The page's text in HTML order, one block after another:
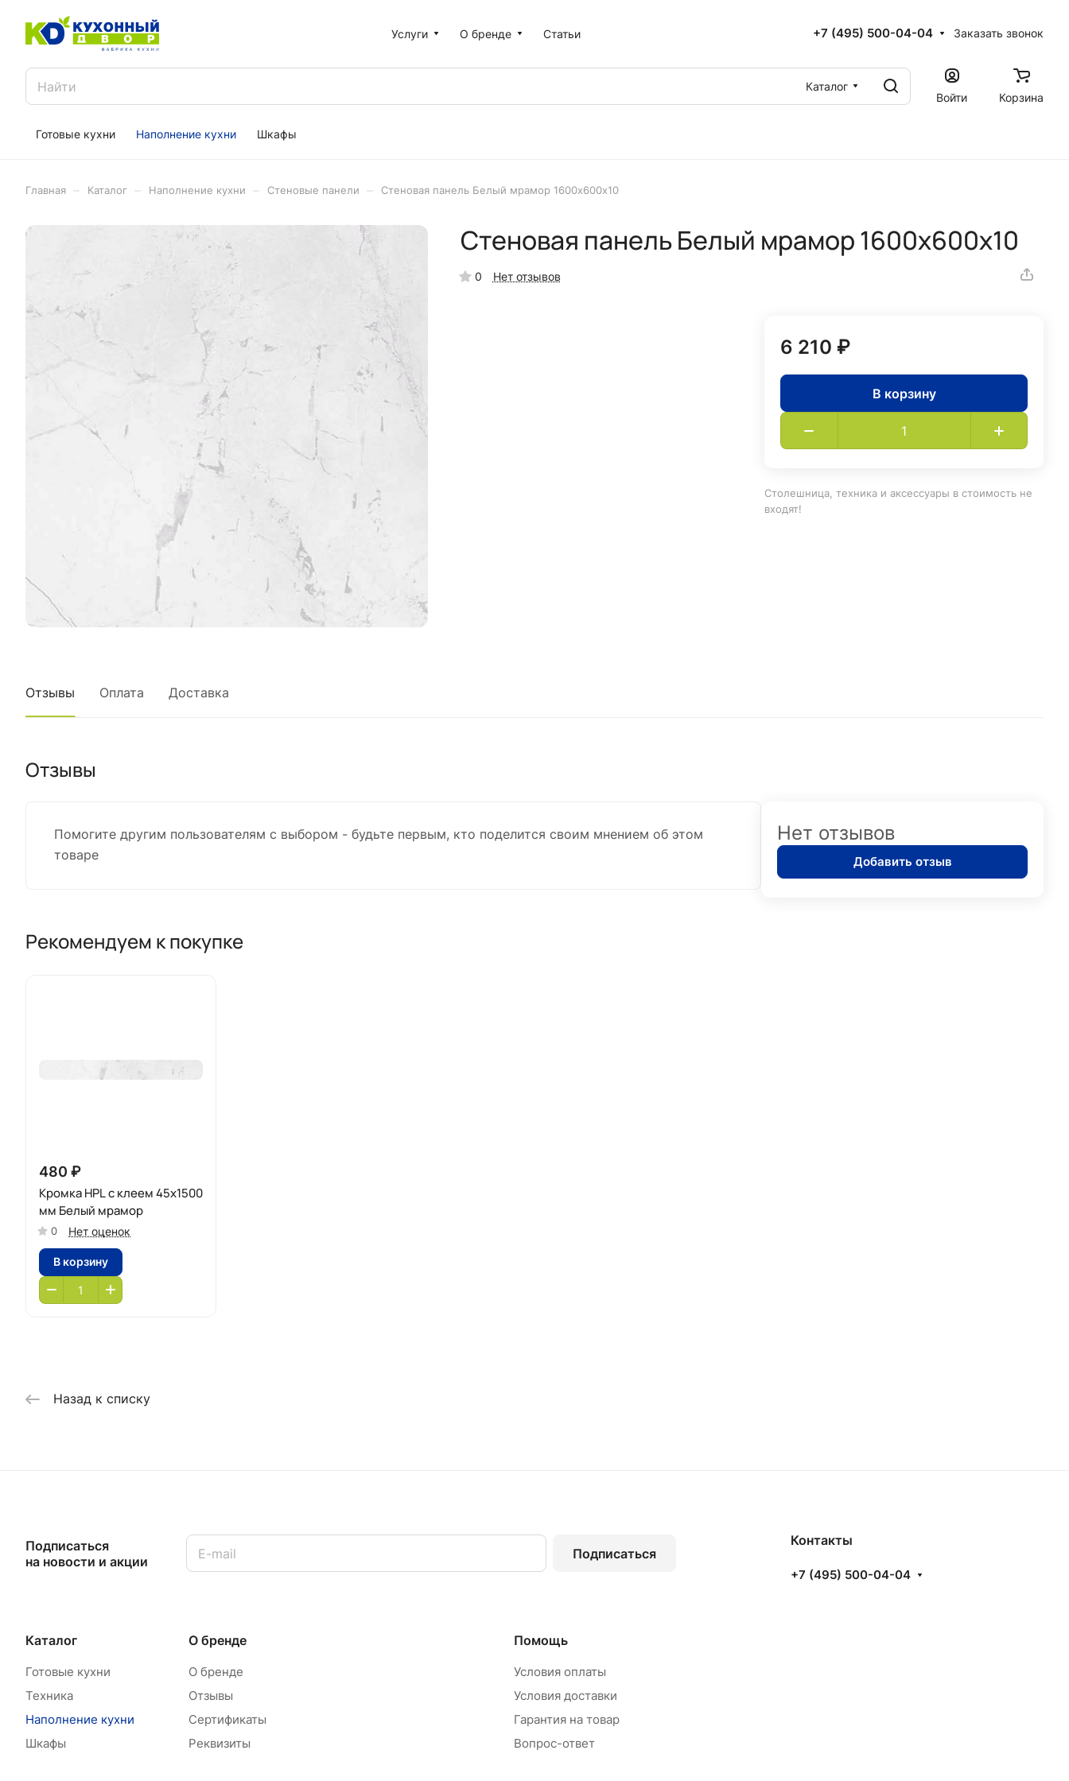
Услуги О бренде Статьи +7 (495) 500-04-04 Заказать звонок
Каталог
Войти
Корзина
Готовые кухни Наполнение кухни Шкафы
Главная Каталог Наполнение кухни Стеновые панели Стеновая панель Белый мрамор 1600x600х10
Стеновая панель Белый мрамор 1600x600х10
0 Нет отзывов
6 210 ₽
В корзину
Столешница, техника и аксессуары в стоимость не
входят!
Отзывы Оплата Доставка
Отзывы
Помогите другим пользователям с выбором - будьте первым, кто поделится своим мнением об этом
товаре
Нет отзывов
Добавить отзыв
Рекомендуем к покупке
480 ₽
Кромка HPL с клеем 45х1500
мм Белый мрамор
0 Нет оценок
В корзину
Назад к списку
Подписаться
на новости и акции
Подписаться
Каталог
Готовые кухни
Техника
Наполнение кухни
Шкафы
О бренде
О бренде
Отзывы
Сертификаты
Реквизиты
Помощь
Условия оплаты
Условия доставки
Гарантия на товар
Вопрос-ответ
Контакты
+7 (495) 500-04-04